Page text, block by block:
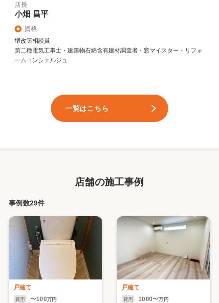
店長
小畑 昌平
資格
増改築相談員
第二種電気工事士・建築物石綿含有建材調査者・窓マイスター・リフォ
ームコンシェルジュ
一覧はこちら
店舗の施工事例
事例数29件
戸建て
費用 〜100万円
戸建て
費用 1000〜万円